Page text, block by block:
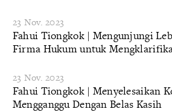
23 Nov. 2023
Fahui Tiongkok | Mengunjungi
Firma Hukum untuk
23 Nov. 2023
Fahui Tiongkok | Menyelesaikan
Mengganggu Dengan Belas Kasih